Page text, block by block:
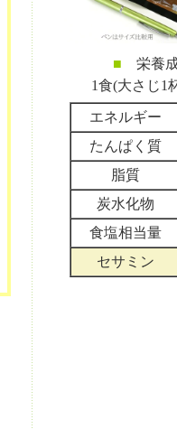
■ 栄養
1食(大さじ1
エネルギー
たんぱく質
脂質
炭水化物
食塩相当量
セサミン